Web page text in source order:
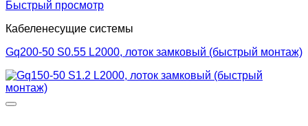
Быстрый просмотр
Кабеленесущие системы
Gq200-50 S0.55 L2000, лоток замковый (быстрый монтаж)